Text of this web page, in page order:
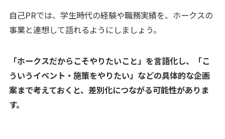
自己PRでは、学生時代の経験や職務実績を、ホークスの
事業と連想して語れるようにしましょう。
「ホークスだからこそやりたいこと」を言語化し、「こ
ういうイベント・施策をやりたい」などの具体的な企画
案まで考えておくと、差別化につながる可能性がありま
す。